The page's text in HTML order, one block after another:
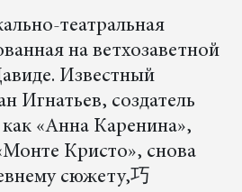
театральная
на ветхозаветной
Известный
Игнатьев, создатель
«Анна Каренина»,
Кристо», снова
сюжету,巧